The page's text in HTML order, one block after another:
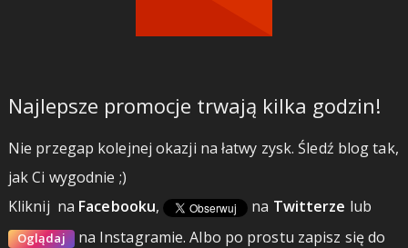
Najlepsze promocje trwają kilka godzin!
Nie przegap kolejnej okazji na łatwy zysk. Śledź blog tak,
jak Ci wygodnie ;)
Kliknij na Facebooku, na Twitterze lub
Oglądaj na Instagramie.Albo po prostu zapisz się do